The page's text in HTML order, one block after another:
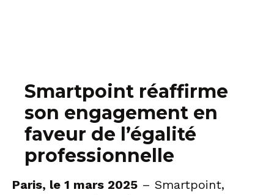
Smartpoint réaffirme
son engagement en
faveur de l’égalité
professionnelle
Paris, le 1 mars 2025 – Smartpoint,